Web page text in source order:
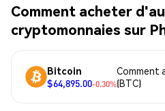
Comment acheter
cryptomonnaies sur
Bitcoin
$64,895.00-0.30%
Comment
(BTC)